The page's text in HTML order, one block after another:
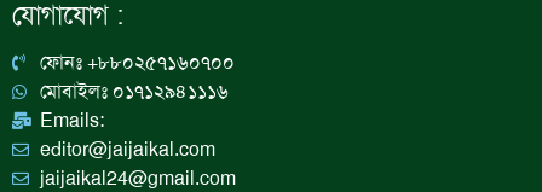
o g
a
m
n
যোগাযোগ :
ফোনঃ +৮৮০২৫৭১৬০৭০০
মোবাইলঃ ০১৭১২৯৪১১১৬
Emails:
editor@jaijaikal.com
jaijaikal24@gmail.com